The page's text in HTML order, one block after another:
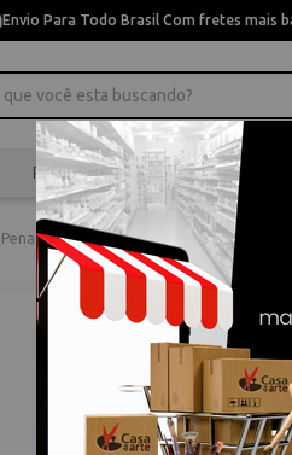
Envio Para Todo Brasil Com fretes mais
Pincéis Desenho
Pena Caligrafica Ym P. Media